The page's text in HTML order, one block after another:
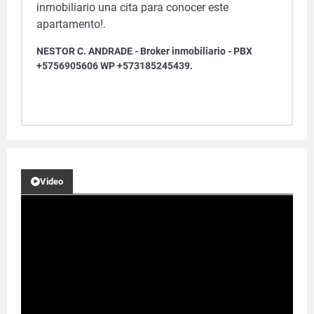
inmobiliario una cita para conocer este
apartamento!.
NESTOR C. ANDRADE - Broker inmobiliario - PBX
+5756905606 WP +573185245439.
Video